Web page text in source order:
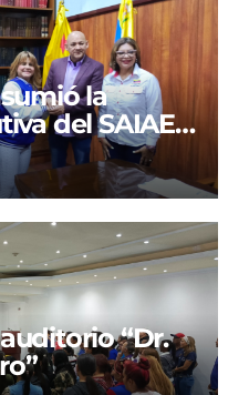
la
del SAIAE
“Dr.